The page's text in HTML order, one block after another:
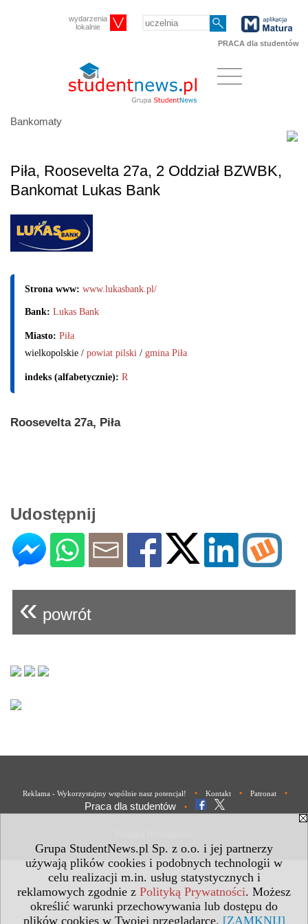
Grupa StudentNews.pl Sp. z o.o. i jej partnerzy
używają plików cookies i podobnych technologii w
celu realizacji m.in. usług statystycznych i
reklamowych zgodnie z Polityką Prywatności. Możesz
określić warunki przechowywania lub dostępu do
plików cookies w Twojej przeglądarce. [ZAMKNIJ]
wydarzenia
lokalnie
PRACA dla studentów
Bankomaty
Piła, Roosevelta 27a, 2 Oddział BZWBK,
Bankomat Lukas Bank
Strona www: www.lukasbank.pl/
Bank: Lukas Bank
Miasto: Piła
wielkopolskie / powiat pilski / gmina Piła
indeks (alfabetycznie): R
Roosevelta 27a, Piła
Udostępnij
« powrót
Reklama - Wykorzystajmy wspólnie nasz potencjał! • Kontakt • Patronat •
Praca dla studentów •